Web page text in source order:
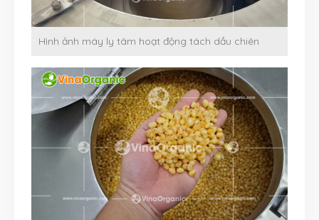
Hình ảnh máy ly tâm hoạt động tách dầu chiên